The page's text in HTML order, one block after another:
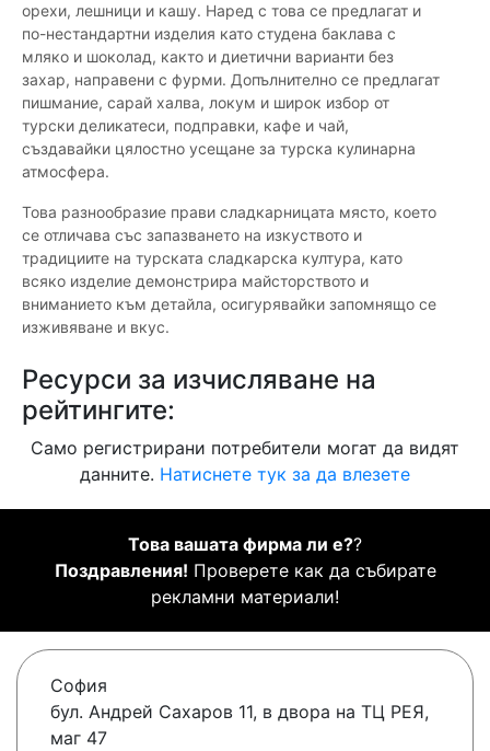
орехи, лешници и кашу. Наред с това се предлагат и
по-нестандартни изделия като студена баклава с
мляко и шоколад, както и диетични варианти без
захар, направени с фурми. Допълнително се предлагат
пишмание, сарай халва, локум и широк избор от
турски деликатеси, подправки, кафе и чай,
създавайки цялостно усещане за турска кулинарна
атмосфера.
Това разнообразие прави сладкарницата място, което
се отличава със запазването на изкуството и
традициите на турската сладкарска култура, като
всяко изделие демонстрира майсторството и
вниманието към детайла, осигурявайки запомнящо се
изживяване и вкус.
Ресурси за изчисляване на
рейтингите:
Само регистрирани потребители могат да видят
данните. Натиснете тук за да влезете
Това вашата фирма ли е??
Поздравления! Проверете как да събирате
рекламни материали!
София
бул. Андрей Сахаров 11, в двора на ТЦ РЕЯ,
маг 47